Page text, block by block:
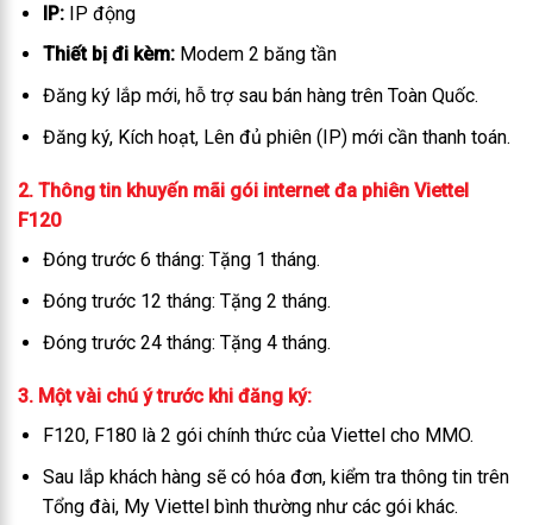
IP: IP động
Thiết bị đi kèm: Modem 2 băng tần
Đăng ký lắp mới, hỗ trợ sau bán hàng trên Toàn Quốc.
Đăng ký, Kích hoạt, Lên đủ phiên (IP) mới cần thanh toán.
2. Thông tin khuyến mãi gói internet đa phiên Viettel
F120
Đóng trước 6 tháng: Tặng 1 tháng.
Đóng trước 12 tháng: Tặng 2 tháng.
Đóng trước 24 tháng: Tặng 4 tháng.
3. Một vài chú ý trước khi đăng ký:
F120, F180 là 2 gói chính thức của Viettel cho MMO.
Sau lắp khách hàng sẽ có hóa đơn, kiểm tra thông tin trên
Tổng đài, My Viettel bình thường như các gói khác.